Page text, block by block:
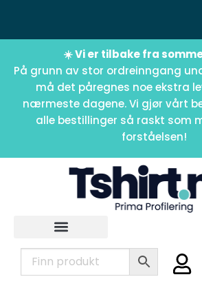
☀️ Vi er tilbake fra
På grunn av stor ordreinngang
må det påregnes noe ekstra
nærmeste dagene. Vi gjør vårt
alle bestillinger så raskt som
forståelsen!